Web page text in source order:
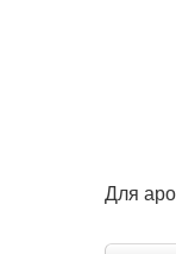
Для